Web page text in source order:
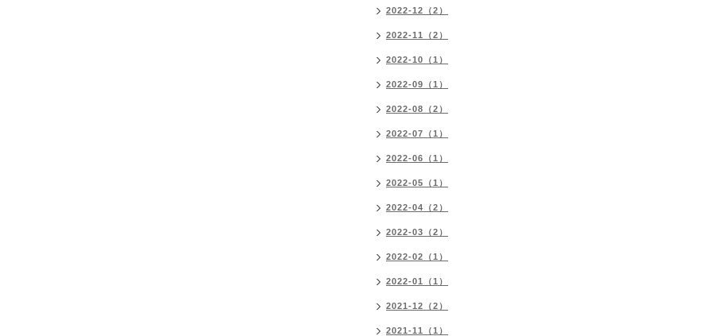
2022-12（2）
2022-11（2）
2022-10（1）
2022-09（1）
2022-08（2）
2022-07（1）
2022-06（1）
2022-05（1）
2022-04（2）
2022-03（2）
2022-02（1）
2022-01（1）
2021-12（2）
2021-11（1）